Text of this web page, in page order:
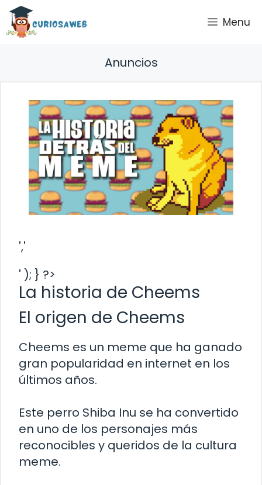
Saltar
contenido
Menu
Anuncios
','
' ); } ?>
La historia de Cheems
El origen de Cheems
Cheems es un meme que ha ganado
gran popularidad en internet en los
últimos años.
Este perro Shiba Inu se ha convertido
en uno de los personajes más
reconocibles y queridos de la cultura
meme.